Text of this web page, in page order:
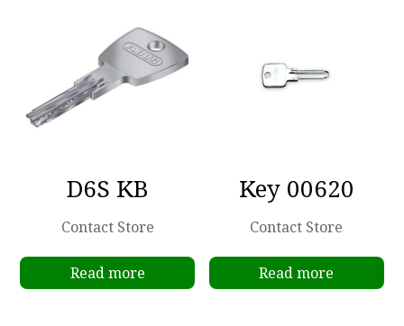
D6S KB
Contact Store
Read more
Key 00620
Contact Store
Read more